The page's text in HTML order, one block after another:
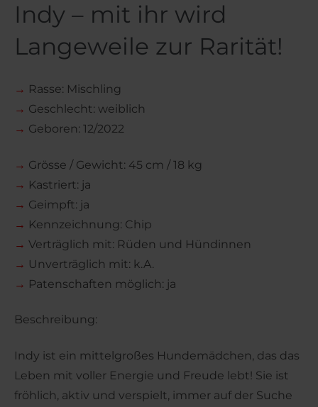
Indy – mit ihr wird
Langeweile zur Rarität!
→ Rasse: Mischling
→ Geschlecht: weiblich
→ Geboren: 12/2022
→ Grösse / Gewicht: 45 cm / 18 kg
→ Kastriert: ja
→ Geimpft: ja
→ Kennzeichnung: Chip
→ Verträglich mit: Rüden und Hündinnen
→ Unverträglich mit: k.A.
→ Patenschaften möglich: ja
Beschreibung:
Indy ist ein mittelgroßes Hundemädchen, das das
Leben mit voller Energie und Freude lebt! Sie ist
fröhlich, aktiv und verspielt, immer auf der Suche